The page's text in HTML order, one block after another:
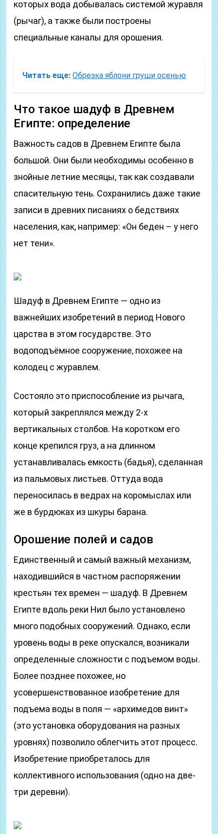
которых вода добывалась системой журавля
(рычаг), а также были построены
специальные каналы для орошения.
Читать еще: Обрезка яблони груши осенью
Что такое шадуф в Древнем
Египте: определение
Важность садов в Древнем Египте была
большой. Они были необходимы особенно в
знойные летние месяцы, так как создавали
спасительную тень. Сохранились даже такие
записи в древних писаниях о бедствиях
населения, как, например: «Он беден – у него
нет тени».
Шадуф в Древнем Египте — одно из
важнейших изобретений в период Нового
царства в этом государстве. Это
водоподъёмное сооружение, похожее на
колодец с журавлем.
Состояло это приспособление из рычага,
который закреплялся между 2-х
вертикальных столбов. На коротком его
конце крепился груз, а на длинном
устанавливалась емкость (бадья), сделанная
из пальмовых листьев. Оттуда вода
переносилась в ведрах на коромыслах или
же в бурдюках из шкуры барана.
Орошение полей и садов
Единственный и самый важный механизм,
находившийся в частном распоряжении
крестьян тех времен — шадуф. В Древнем
Египте вдоль реки Нил было установлено
много подобных сооружений. Однако, если
уровень воды в реке опускался, возникали
определенные сложности с подъемом воды.
Более позднее похожее, но
усовершенствованное изобретение для
подъема воды в поля — «архимедов винт»
(это установка оборудования на разных
уровнях) позволило облегчить этот процесс.
Изобретение приобреталось для
коллективного использования (одно на две-
три деревни).